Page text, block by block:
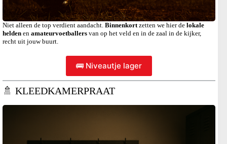
Niet alleen de top verdient aandacht. Binnenkortzetten we hier de lokale
helden en amateurvoetballers van op het veld en in de zaal in de kijker,
recht uit jouw buurt.
🚌 Niveautje lager
🚿 KLEEDKAMERPRAAT